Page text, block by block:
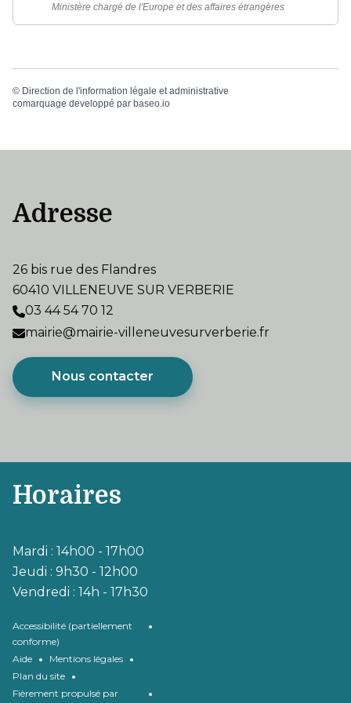
Ministère chargé de l'Europe et des affaires étrangères
© Direction de l'information légale et administrative
comarquage developpé par baseo.io
Adresse
26 bis rue des Flandres
60410 VILLENEUVE SUR VERBERIE
03 44 54 70 12
mairie@mairie-villeneuvesurverberie.fr
Nous contacter
Horaires
Mardi : 14h00 - 17h00
Jeudi : 9h30 - 12h00
Vendredi : 14h - 17h30
Accessibilité (partiellement
conforme)
•
Aide • Mentions légales •
Plan du site •
Fièrement propulsé par
•